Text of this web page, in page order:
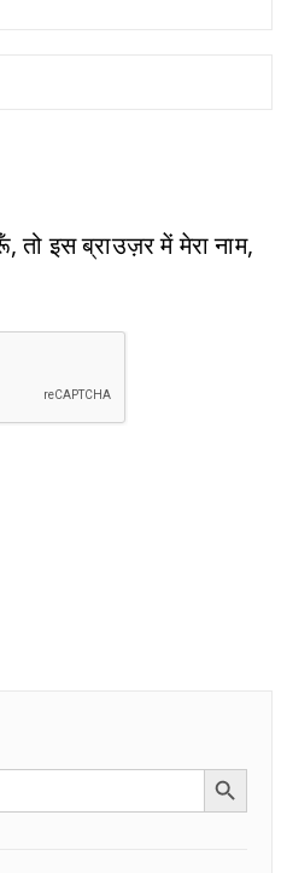
तो इस ब्राउज़र में मेरा नाम,
Search Button